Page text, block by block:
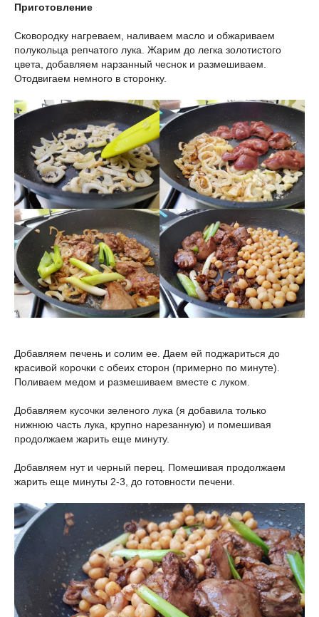
Приготовление
Сковородку нагреваем, наливаем масло и обжариваем
полукольца репчатого лука. Жарим до легка золотистого
цвета, добавляем нарзанный чеснок и размешиваем.
Отодвигаем немного в сторонку.
Добавляем печень и солим ее. Даем ей поджариться до
красивой корочки с обеих сторон (примерно по минуте).
Поливаем медом и размешиваем вместе с луком.
Добавляем кусочки зеленого лука (я добавила только
нижнюю часть лука, крупно нарезанную) и помешивая
продолжаем жарить еще минуту.
Добавляем нут и черный перец. Помешивая продолжаем
жарить еще минуты 2-3, до готовности печени.